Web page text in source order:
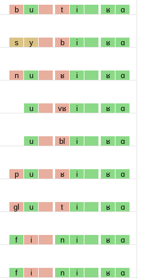
b u t i ʁ ɑ
s y b i ʁ ɑ
n u ʁ i ʁ ɑ
u vʁ i ʁ ɑ
u bl i ʁ ɑ
p u ʁ i ʁ ɑ
gl u t i ʁ ɑ
f i n i ʁ ɑ
f i n i ʁ ɑ